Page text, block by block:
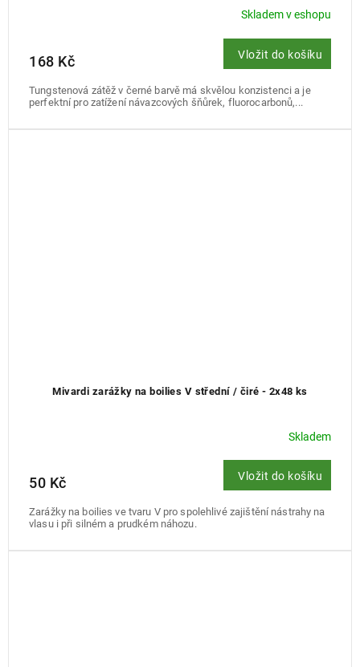
Skladem v eshopu
168 Kč Vložit do košíku
Tungstenová zátěž v černé barvě má skvělou konzistenci a je
perfektní pro zatížení návazcových šňůrek, fluorocarbonů,...
Mivardi zarážky na boilies V střední / čiré - 2x48 ks
Skladem
50 Kč Vložit do košíku
Zarážky na boilies ve tvaru V pro spolehlivé zajištění nástrahy na
vlasu i při silném a prudkém náhozu.